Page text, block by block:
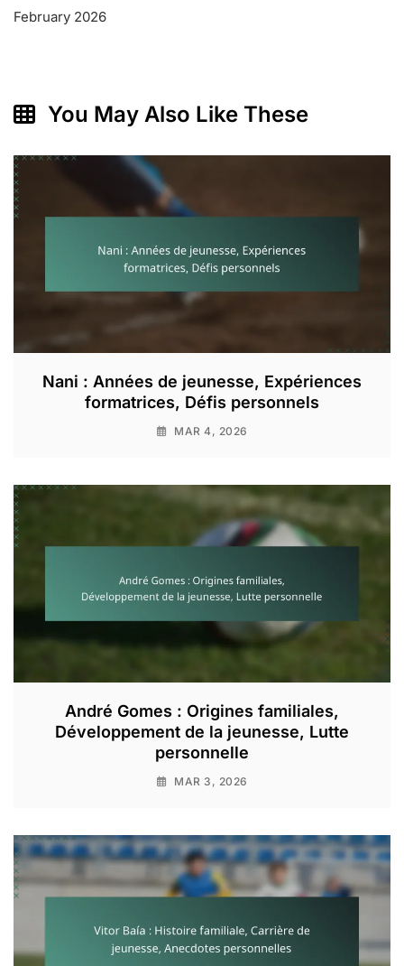
February 2026
You May Also Like These
Nani : Années de jeunesse, Expériences
formatrices, Défis personnels
MAR 4, 2026
André Gomes : Origines familiales,
Développement de la jeunesse, Lutte
personnelle
MAR 3, 2026